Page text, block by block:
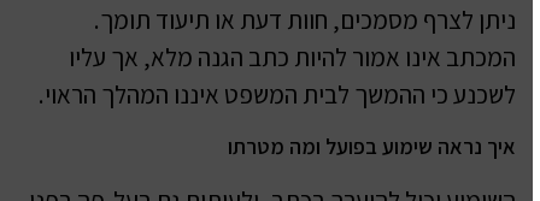
ניתן לצרף מסמכים, חוות דעת או תיעוד תומך.
המכתב אינו אמור להיות כתב הגנה מלא, אך עליו
לשכנע כי ההמשך לבית המשפט איננו המהלך הראוי.
איך נראה שימוע בפועל ומה מטרתו